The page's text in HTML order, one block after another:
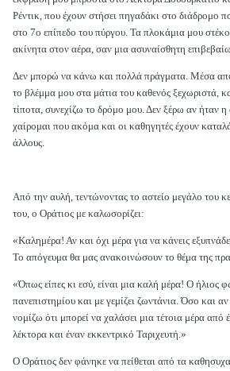
Ρέντικ, που έχουν στήσει πηγαδάκι στο διάδρομο
στο 7ο επίπεδο του πύργου. Τα πλοκάμια μου
ακίνητα στον αέρα, σαν μια ασυναίσθητη
Δεν μπορώ να κάνω και πολλά πράγματα. Μέσα
το βλέμμα μου στα μάτια του καθενός ξεχωριστά,
τίποτα, συνεχίζω το δρόμο μου. Δεν ξέρω αν ήταν
χαίρομαι που ακόμα και οι καθηγητές έχουν
άλλους.
Από την αυλή, τεντώνοντας το αστείο μεγάλο του
του, ο Οράτιος με καλωσορίζει:
«Καλημέρα! Αν και όχι μέρα για να κάνεις
Το απόγευμα θα μας ανακοινώσουν το θέμα της
«Όπως είπες κι εσύ, είναι μια καλή μέρα! Ο ήλιος
πανεπιστημίου και με γεμίζει ζωντάνια. Όσο και
νομίζω ότι μπορεί να χαλάσει μια τέτοια μέρα
λέκτορα και έναν εκκεντρικό Ταριχευτή.»
Ο Οράτιος δεν φάνηκε να πείθεται από τα